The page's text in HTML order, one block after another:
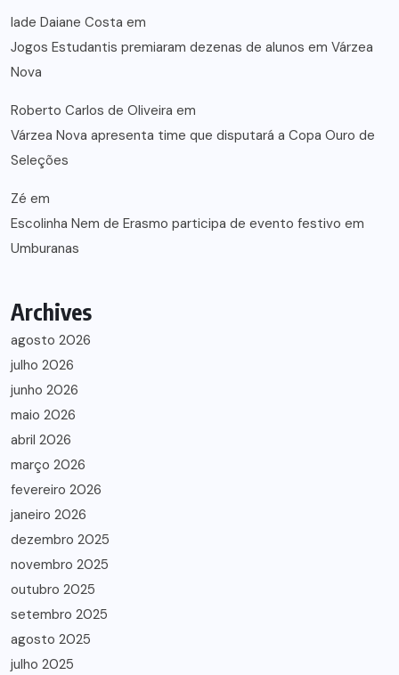
lade Daiane Costa em
Jogos Estudantis premiaram dezenas de alunos em Várzea
Nova
Roberto Carlos de Oliveira em
Várzea Nova apresenta time que disputará a Copa Ouro de
Seleções
Zé em
Escolinha Nem de Erasmo participa de evento festivo em
Umburanas
Archives
agosto 2026
julho 2026
junho 2026
maio 2026
abril 2026
março 2026
fevereiro 2026
janeiro 2026
dezembro 2025
novembro 2025
outubro 2025
setembro 2025
agosto 2025
julho 2025